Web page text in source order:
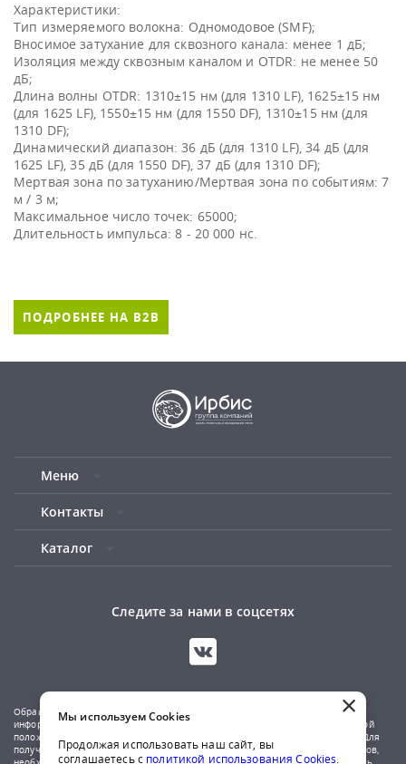
Характеристики:
Тип измеряемого волокна: Одномодовое (SMF);
Вносимое затухание для сквозного канала: менее 1 дБ;
Изоляция между сквозным каналом и OTDR: не менее 50
дБ;
Длина волны OTDR: 1310±15 нм (для 1310 LF), 1625±15 нм
(для 1625 LF), 1550±15 нм (для 1550 DF), 1310±15 нм (для
1310 DF);
Динамический диапазон: 36 дБ (для 1310 LF), 34 дБ (для
1625 LF), 35 дБ (для 1550 DF), 37 дБ (для 1310 DF);
Мертвая зона по затуханию/Мертвая зона по событиям: 7
м / 3 м;
Максимальное число точек: 65000;
ПОДРОБНЕЕ НА B2B
Меню
Контакты
Каталог
Следите за нами в соцсетях
Обращаем ваше внимание на то, что данный сайт носит исключительно
информационный характер и не является публичной офертой, определяемой
положениями Статьи 437(2) Гражданского кодекса Российской Федерации. Для
получения подробной информации о наличии и стоимости указанных товаров,
×
Мы используем Cookies
Продолжая использовать наш сайт, вы
соглашаетесь с политикой использования Cookies.